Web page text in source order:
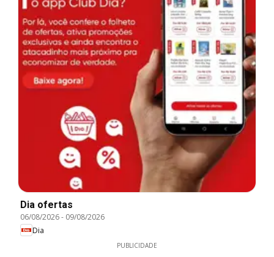
Dia ofertas
06/08/2026- 09/08/2026
Dia
PUBLICIDADE